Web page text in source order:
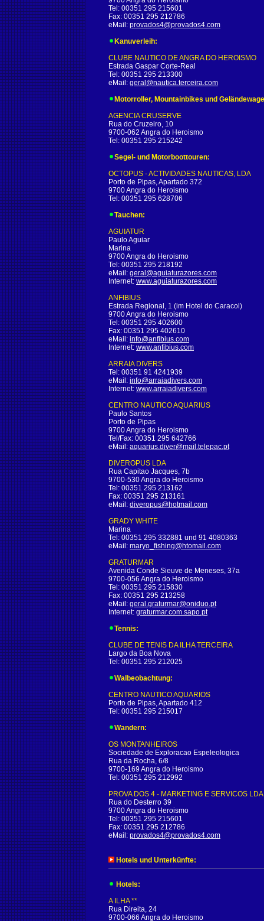
Tel: 00351 295 215601
Fax: 00351 295 212786
eMail: provados4@provados4.com
Kanuverleih:
CLUBE NAUTICO DE ANGRA DO HEROISMO
Estrada Gaspar Corte-Real
Tel: 00351 295 213300
eMail: geral@nautica.terceira.com
Motorroller, Mountainbikes und
AGENCIA CRUSERVE
Rua do Cruzeiro, 10
9700-062 Angra do Heroismo
Tel: 00351 295 215242
Segel- und Motorboottouren:
OCTOPUS - ACTIVIDADES NAUTICAS, LDA
Porto de Pipas, Apartado 372
9700 Angra do Heroismo
Tel: 00351 295 628706
Tauchen:
AGUIATUR
Paulo Aguiar
Marina
9700 Angra do Heroismo
Tel: 00351 295 218192
eMail: geral@aguiaturazores.com
Internet: www.aguiaturazores.com
ANFIBIUS
Estrada Regional, 1 (im Hotel do Caracol)
9700 Angra do Heroismo
Tel: 00351 295 402600
Fax: 00351 295 402610
eMail: info@anfibius.com
Internet: www.anfibius.com
ARRAIA DIVERS
Tel: 00351 91 4241939
eMail: info@arraiadivers.com
Internet: www.arraiadivers.com
CENTRO NAUTICO AQUARIUS
Paulo Santos
Porto de Pipas
9700 Angra do Heroismo
Tel/Fax: 00351 295 642766
eMail: aquarius.diver@mail.telepac.pt
DIVEROPUS LDA
Rua Capitao Jacques, 7b
9700-530 Angra do Heroismo
Tel: 00351 295 213162
Fax: 00351 295 213161
eMail: diveropus@hotmail.com
GRADY WHITE
Marina
Tel: 00351 295 332881 und 91 4080363
eMail: maryo_fishing@htomail.com
GRATURMAR
Avenida Conde Sieuve de Meneses, 37a
9700-056 Angra do Heroismo
Tel: 00351 295 215830
Fax: 00351 295 213258
eMail: geral.graturmar@oniduo.pt
Internet: graturmar.com.sapo.pt
Tennis:
CLUBE DE TENIS DA ILHA TERCEIRA
Largo da Boa Nova
Tel: 00351 295 212025
Walbeobachtung:
CENTRO NAUTICO AQUARIOS
Porto de Pipas, Apartado 412
Tel: 00351 295 215017
Wandern:
OS MONTANHEIROS
Sociedade de Exploracao Espeleologica
Rua da Rocha, 6/8
9700-169 Angra do Heroismo
Tel: 00351 295 212992
PROVA DOS 4 - MARKETING E SERVICOS
Rua do Desterro 39
9700 Angra do Heroismo
Tel: 00351 295 215601
Fax: 00351 295 212786
eMail: provados4@provados4.com
Hotels und Unterkünfte:
Hotels:
A ILHA **
Rua Direita, 24
9700-066 Angra do Heroismo